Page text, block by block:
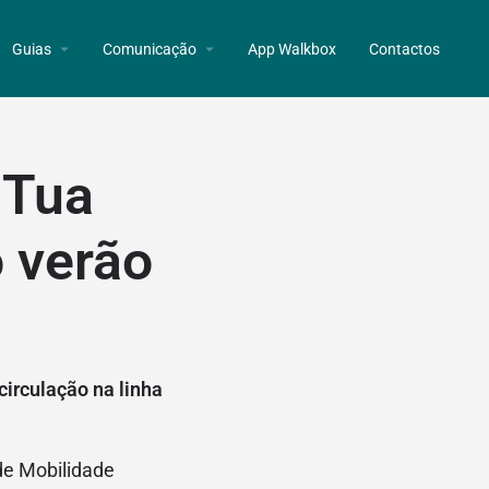
Guias Comunicação App Walkbox Contactos
na linha
Mobilidade